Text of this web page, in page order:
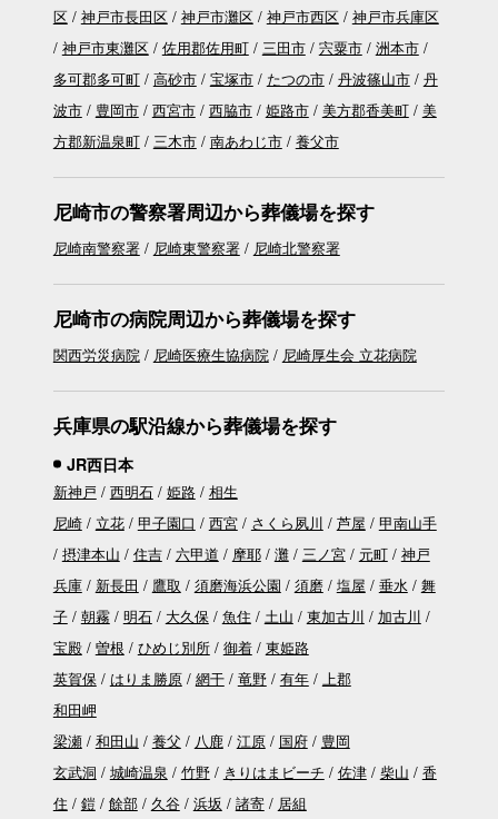
区
神戸市長田区 神戸市灘区 神戸市西区
神戸市兵庫区
神戸市東灘区
佐用郡佐用町 三田市 宍粟市
洲本市
多可郡多可町
高砂市 宝塚市 たつの市 丹波篠山市
丹
波市
豊岡市 西宮市 西脇市 姫路市 美方郡香美町
美
方郡新温泉町
三木市 南あわじ市 養父市
尼崎市の警察署周辺から葬儀場を探す
尼崎南警察署 尼崎東警察署 尼崎北警察署
尼崎市の病院周辺から葬儀場を探す
関西労災病院 尼崎医療生協病院 尼崎厚生会 立花病院
兵庫県の駅沿線から葬儀場を探す
JR西日本
新神戸 西明石 姫路
相生
尼崎
立花 甲子園口 西宮 さくら夙川 芦屋
甲南山手
摂津本山
住吉 六甲道 摩耶 灘 三ノ宮 元町
神戸
兵庫
新長田 鷹取 須磨海浜公園 須磨 塩屋 垂水
舞
子
朝霧 明石 大久保 魚住 土山 東加古川
加古川
宝殿
曽根 ひめじ別所 御着
東姫路
英賀保
はりま勝原 網干 竜野 有年
上郡
和田岬
梁瀬
和田山 養父 八鹿 江原 国府
豊岡
玄武洞
城崎温泉 竹野 きりはまビーチ 佐津 柴山
香
住
鎧 餘部 久谷 浜坂 諸寄
居組